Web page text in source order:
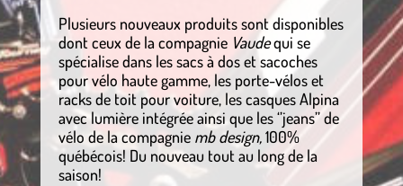
Plusieurs nouveaux produits sont disponibles
dont ceux de la compagnie Vaudequi se
spécialise dans les sacs à dos et sacoches
pour vélo haute gamme, les porte-vélos et
racks de toit pour voiture, les casques Alpina
avec lumière intégrée ainsi que les ‘’jeans’’ de
vélo de la compagniemb design,100%
québécois! Du nouveau tout au long de la
saison!